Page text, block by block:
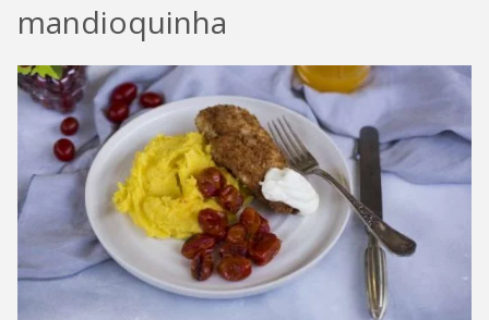
mandioquinha